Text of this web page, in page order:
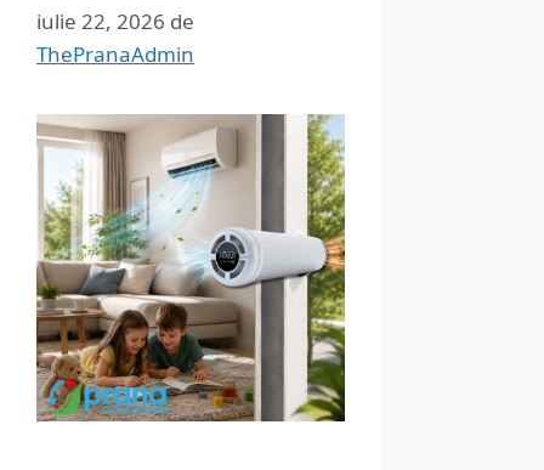
iulie 22, 2026 de
ThePranaAdmin